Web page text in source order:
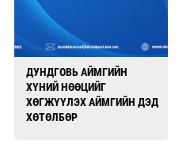
ДУНДГОВЬ АЙМГИЙН
ХҮНИЙ НӨӨЦИЙГ
ХӨГЖҮҮЛЭХ АЙМГИЙН ДЭД
ХӨТӨЛБӨР